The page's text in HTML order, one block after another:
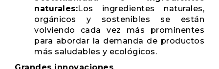
naturales:Los ingredientes naturales,
orgánicos y sostenibles se están
volviendo cada vez más prominentes
para abordar la demanda de productos
más saludables y ecológicos.